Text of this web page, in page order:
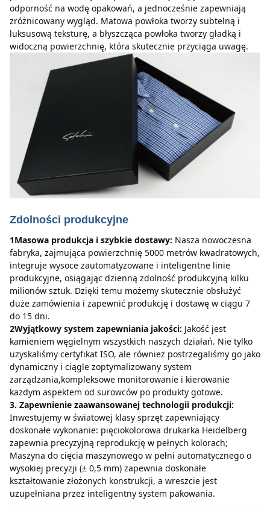
odporność na wodę opakowań, a jednocześnie zapewniają
zróżnicowany wygląd. Matowa powłoka tworzy subtelną i
luksusową teksturę, a błyszcząca powłoka tworzy gładką i
widoczną powierzchnię, która skutecznie przyciąga uwagę.
Zdolności produkcyjne
1Masowa produkcja i szybkie dostawy: Nasza nowoczesna
fabryka, zajmująca powierzchnię 5000 metrów kwadratowych,
integruje wysoce zautomatyzowane i inteligentne linie
produkcyjne, osiągając dzienną zdolność produkcyjną kilku
milionów sztuk. Dzięki temu możemy skutecznie obsłużyć
duże zamówienia i zapewnić produkcję i dostawę w ciągu 7
do 15 dni.
2Wyjątkowy system zapewniania jakości: Jakość jest
kamieniem węgielnym wszystkich naszych działań. Nie tylko
uzyskaliśmy certyfikat ISO, ale również postrzegaliśmy go jako
dynamiczny i ciągle zoptymalizowany system
zarządzania,kompleksowe monitorowanie i kierowanie
każdym aspektem od surowców po produkty gotowe.
3. Zapewnienie zaawansowanej technologii produkcji:
Inwestujemy w światowej klasy sprzęt zapewniający
doskonałe wykonanie: pięciokolorowa drukarka Heidelberg
zapewnia precyzyjną reprodukcję w pełnych kolorach;
Maszyna do cięcia maszynowego w pełni automatycznego o
wysokiej precyzji (± 0,5 mm) zapewnia doskonałe
kształtowanie złożonych konstrukcji, a wreszcie jest
uzupełniana przez inteligentny system pakowania.